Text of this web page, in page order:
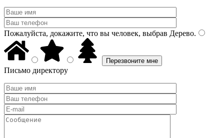
Пожалуйста, докажите, что вы человек, выбрав Дерево.
Письмо директору